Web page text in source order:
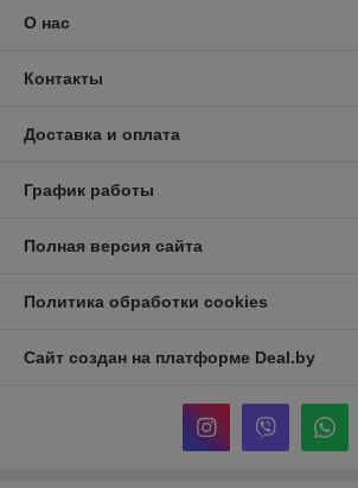
О нас
Контакты
Доставка и оплата
График работы
Полная версия сайта
Политика обработки cookies
Сайт создан на платформе Deal.by